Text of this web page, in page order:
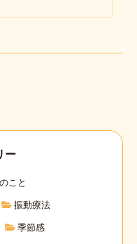
ー
こと
振動療法
季節感